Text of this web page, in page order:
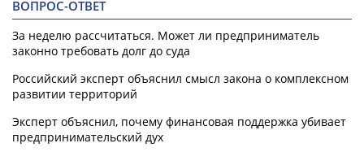
ВОПРОС-ОТВЕТ
За неделю рассчитаться. Может ли предприниматель
законно требовать долг до суда
Российский эксперт объяснил смысл закона о комплексном
развитии территорий
Эксперт объяснил, почему финансовая поддержка убивает
предпринимательский дух